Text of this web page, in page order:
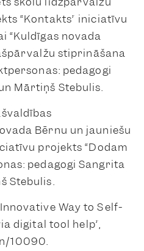
“Kontakts” iniciatīvu
“Kuldīgas novada
stiprināšana
pedagogi
Mārtiņš Stebulis.
Bērnu un jauniešu
projekts “Dodam
pedagogi Sangrita
Stebulis.
Way to Self-
digital tool help”,
10090.